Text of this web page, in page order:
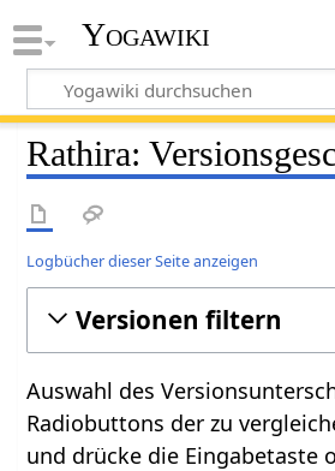
Yogawiki
Rathira:
Logbücher dieser Seite anzeigen
Versionen filtern
Auswahl des
Radiobuttons der zu
und drücke die Eingabetaste